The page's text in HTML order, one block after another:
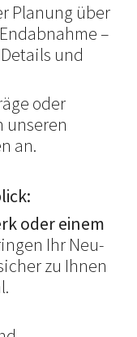
Planung über
–
und
oder
unseren
an.
oder einem
Ihr Neu-
zu Ihnen